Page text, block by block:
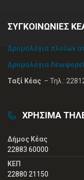
ΣΥΓΚΟΙΝΩΝΙΕΣ
Δρομολόγια πλοίων
Δρομολόγια
Ταξί Κέας – Τηλ.:
ΧΡΗΣΙΜΑ
Δήμος Κέας
22883 60000
ΚΕΠ
22880 21150